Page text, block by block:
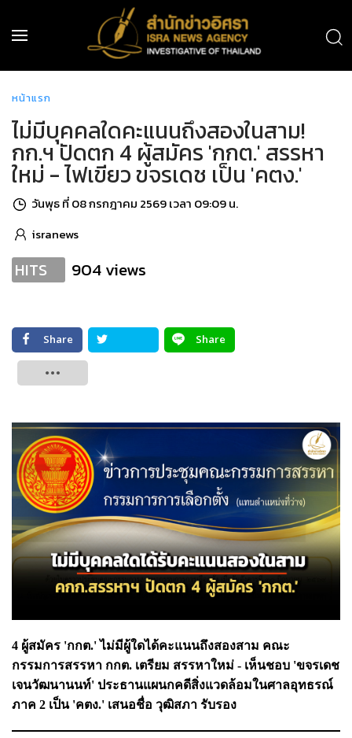
หน้าแรก
ไม่มีบุคคลใดคะแนนถึงสองในสาม!
กก.ฯ ปัดตก 4 ผู้สมัคร 'กกต.' สรรหา
ใหม่ - ไฟเขียว ขจรเดช เป็น 'คตง.'
วันพุธ ที่ 08 กรกฎาคม 2569 เวลา 09:09 น.
isranews
HITS 904 views
Share
Share
4 ผู้สมัคร 'กกต.' ไม่มีผู้ใดได้คะแนนถึงสองสาม คณะ
กรรมการสรรหา กกต. เตรียม สรรหาใหม่ - เห็นชอบ 'ขจรเดช
เจนวัฒนานนท์' ประธานแผนกคดีสิ่งแวดล้อมในศาลอุทธรณ์
ภาค 2 เป็น 'คตง.' เสนอชื่อ วุฒิสภา รับรอง